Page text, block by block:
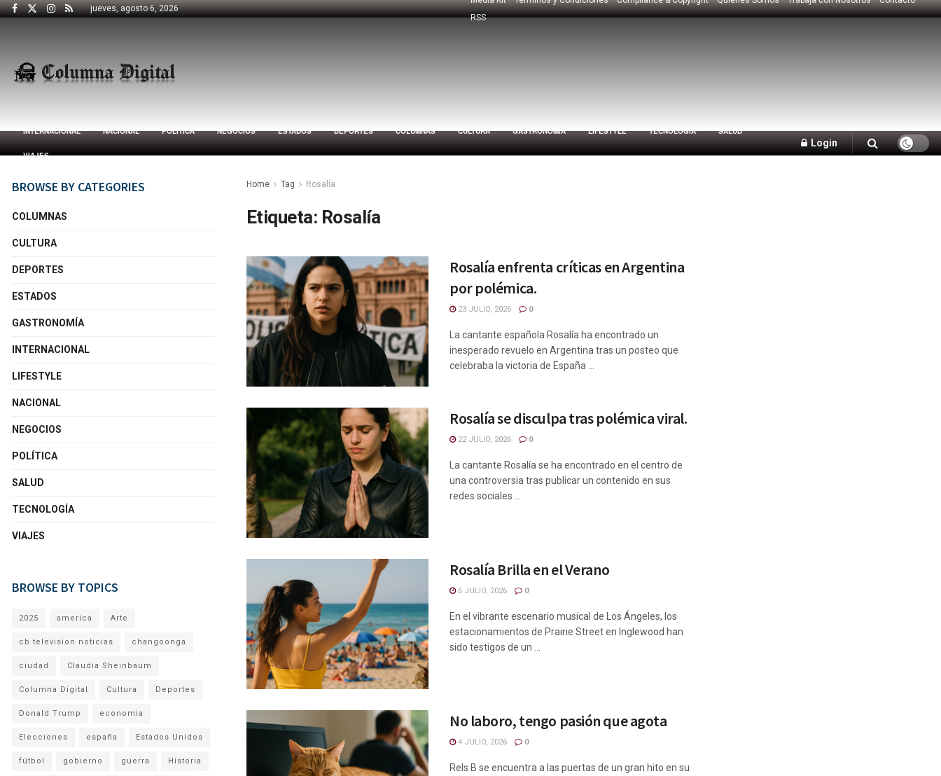
jueves, agosto 6, 2026
RSS
INTERNACIONAL NACIONAL POLÍTICA NEGOCIOS ESTADOS DEPORTES COLUMNAS CULTURA GASTRONOMÍA LIFESTYLE TECNOLOGÍA SALUD
VIAJES
Login
Home Tag Rosalía
Etiqueta: Rosalía
Rosalía enfrenta críticas en Argentina
por polémica.
23 JULIO, 2026 0
La cantante española Rosalía ha encontrado un
inesperado revuelo en Argentina tras un posteo que
celebraba la victoria de España ...
Rosalía se disculpa tras polémica viral.
22 JULIO, 2026 0
La cantante Rosalía se ha encontrado en el centro de
una controversia tras publicar un contenido en sus
redes sociales ...
Rosalía Brilla en el Verano
6 JULIO, 2026 0
En el vibrante escenario musical de Los Ángeles, los
estacionamientos de Prairie Street en Inglewood han
sido testigos de un ...
No laboro, tengo pasión que agota
4 JULIO, 2026 0
Rels B se encuentra a las puertas de un gran hito en su
BROWSE BY CATEGORIES
COLUMNAS
CULTURA
DEPORTES
ESTADOS
GASTRONOMÍA
INTERNACIONAL
LIFESTYLE
NACIONAL
NEGOCIOS
POLÍTICA
SALUD
TECNOLOGÍA
VIAJES
BROWSE BY TOPICS
2025 america Arte
cb television noticias changoonga
ciudad Claudia Sheinbaum
Columna Digital Cultura Deportes
Donald Trump economia
Elecciones españa Estados Unidos
fútbol gobierno guerra Historia